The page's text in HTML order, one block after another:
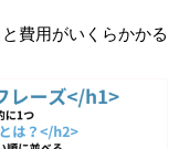
費用がいくらかかる